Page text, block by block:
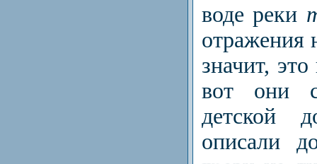
воде реки
отражения
значит,
вот они с
детской
описали